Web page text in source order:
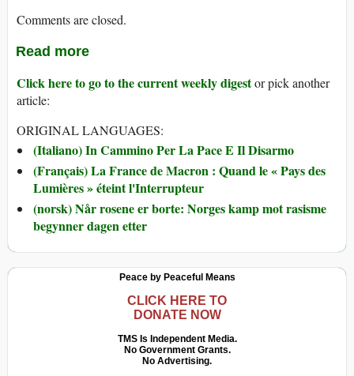
Comments are closed.
Read more
Click here to go to the current weekly digestor pick another
article:
ORIGINAL LANGUAGES:
(Italiano) In Cammino Per La Pace E Il Disarmo
(Français) La France de Macron : Quand le « Pays des
Lumières » éteint l'Interrupteur
(norsk) Når rosene er borte: Norges kamp mot rasisme
begynner dagen etter
Peace by Peaceful Means
CLICK HERE TO
DONATE NOW
TMS Is Independent Media.
No Government Grants.
No Advertising.